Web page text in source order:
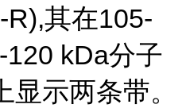
其在105-
kDa分子
示两条带。